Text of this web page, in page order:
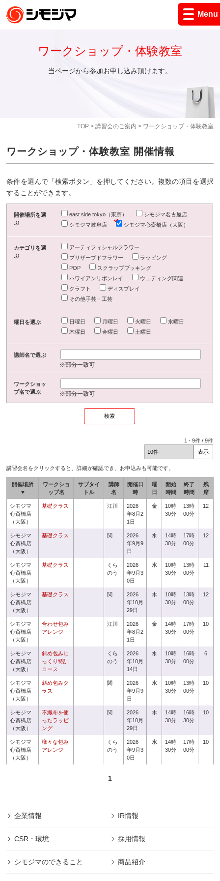
Menu
TOP> 講習会のご案内 > ワークショップ・体験教室
ワークショップ・体験教室
当ページから参加お申し込み頂けます。
ワークショップ・体験教室 開催情報
条件を選んで「検索ボタン」を押してください。複数の項目を選択
することができます。
開催場所を選
ぶ
east side tokyo（東京）
シモジマ名古屋店
シモジマ岐阜店
シモジマ心斎橋店（大阪）
カテゴリを選
ぶ
アーティフィシャルフラワー
プリザーブドフラワー
ラッピング
POP
スクラップブッキング
ハワイアンリボンレイ
ウェディング関連
クラフト
ディスプレイ
その他手芸・工芸
曜日を選ぶ 日曜日 月曜日 火曜日
水曜日
木曜日
金曜日 土曜日
講師名で選ぶ
※部分一致可
ワークショッ
プ名で選ぶ
※部分一致可
1 -9件 /9件
講習会名をクリックすると、詳細が確認でき、お申込みも可能です。
開催場所
▼
ワークショ
ップ名
サブタイ
トル
講師
名
開催日
時
曜
日
開始
時間
終了
時間
残
席
シモジマ
心斎橋店
（大阪）
基礎クラス 江川
2026
年8月2
1日
金
10時
30分
13時
00分
12
シモジマ
心斎橋店
（大阪）
基礎クラス 関
2026
年9月9
日
水
14時
30分
17時
00分
12
シモジマ
心斎橋店
（大阪）
基礎クラス
くら
のう
2026
年9月3
0日
水
10時
30分
13時
00分
11
シモジマ
心斎橋店
（大阪）
基礎クラス 関
2026
年10月
29日
木
10時
30分
13時
00分
12
シモジマ
心斎橋店
（大阪）
合わせ包み
アレンジ
江川
2026
年8月2
1日
金
14時
30分
17時
00分
10
シモジマ
心斎橋店
（大阪）
斜め包みじ
っくり特訓
コース
くら
のう
2026
年10月
14日
水
10時
30分
16時
00分
6
シモジマ
心斎橋店
（大阪）
斜め包みク
ラス
関
2026
年9月9
日
水
10時
30分
13時
00分
10
シモジマ
心斎橋店
（大阪）
不織布を使
ったラッピ
ング
関
2026
年10月
29日
木
14時
30分
16時
30分
10
シモジマ
心斎橋店
（大阪）
様々な包み
アレンジ
くら
のう
2026
年9月3
0日
水
14時
30分
17時
00分
10
1
企業情報 IR情報
CSR・環境 採用情報
シモジマのできること 商品紹介